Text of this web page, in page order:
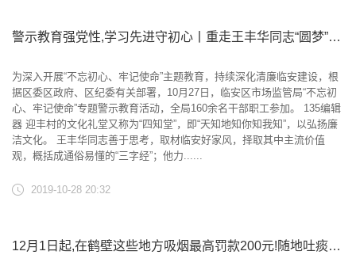
警示教育强党性,学习先进守初心丨重走王丰华同志“圆梦”之路
为深入开展“不忘初心、牢记使命”主题教育，持续深化清廉临安建设，根
据区委区政府、区纪委有关部署，10月27日，临安区市场监管局“不忘初
心、牢记使命”专题警示教育活动，全局160余名干部职工参加。 135编辑
器 迎丰村的文化礼堂又称为“四知堂”，即“天知地知你知我知”，以弘扬廉
洁文化。 王丰华同志善于思考，取材临安好家风，择取其中主流价值
观，概括成通俗易懂的“三字经”；他力......
2019-10-28 20:32
12月1日起,在鹤壁这些地方吸烟最高罚款200元!随地吐痰等也将被罚……